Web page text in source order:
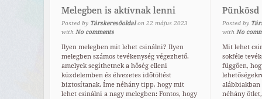
Melegben is aktívnak lenni
Posted by Társkeresőoldal on 22 május 2023
with No comments
Ilyen melegben mit lehet csinálni? Ilyen
melegben számos tevékenység végezhető,
amelyek segíthetnek a hőség elleni
küzdelemben és élvezetes időtöltést
biztosítanak. Íme néhány tipp, hogy mit
lehet csinálni a nagy melegben: Fontos, hogy
Pünkösd
Posted by
with No
Mit lehet
sokféle
függően,
alábbiakban
néhány